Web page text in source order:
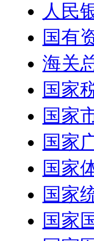
人民
国有
海关
国家
国家
国家
国家
国家
国家